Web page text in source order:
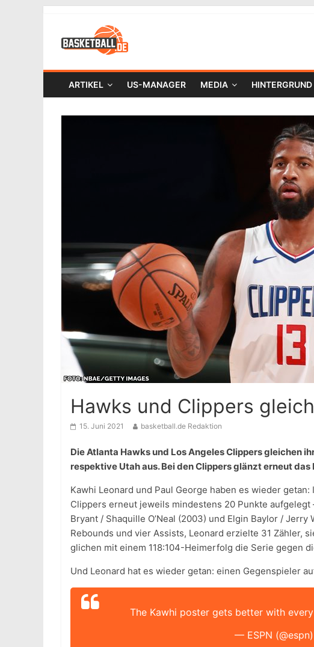
ARTIKEL US-MANAGER MEDIA HINTERGRUND
Hawks und Clippers
15. Juni 2021 basketball.de Redaktion
Die Atlanta Hawks und Los Angeles Clippers gleichen
respektive Utah aus. Bei den Clippers glänzt erneut das
Kawhi Leonard und Paul George haben es wieder
Clippers erneut jeweils mindestens 20 Punkte
Bryant / Shaquille O’Neal (2003) und Elgin Baylor /
Rebounds und vier Assists, Leonard erzielte 31 Zähler,
glichen mit einem 118:104-Heimerfolg die Serie gegen
Und Leonard hat es wieder getan: einen Gegenspieler
The Kawhi poster gets better with
— ESPN (@espn)